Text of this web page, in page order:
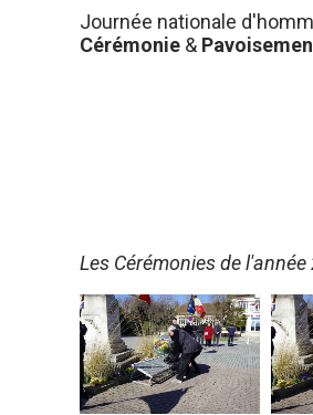
Journée nationale
Cérémonie &
Les Cérémonies de l'année